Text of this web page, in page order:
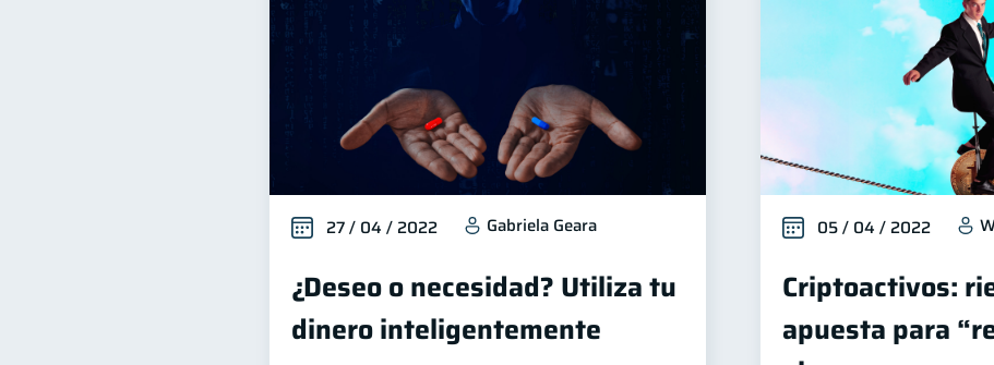
27 / 04 / 2022 Gabriela Geara
¿Deseo o necesidad? Utiliza tu
dinero inteligentemente
05 / 04 / 2022
Criptoactivos:
apuesta para